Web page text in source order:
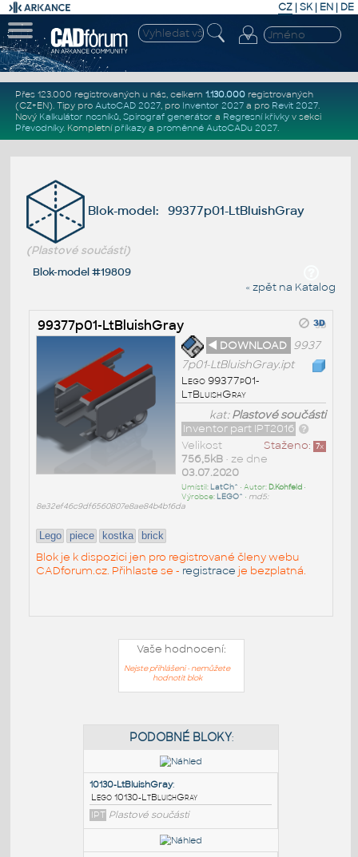
CZ | SK| EN | DE
Přes 123.000 registrovaných u nás, celkem 1.130.000registrovaných
(CZ+EN). Tipy pro AutoCAD 2027, pro Inventor 2027a pro Revit 2027.
Nový Kalkulátor nosníků, Spirograf generátor a Regresní křivkyv sekci
Převodníky. Kompletní příkazya proměnné AutoCADu 2027.
Blok-model: 99377p01-LtBluishGray
(Plastové součásti)
Blok-model #19809
« zpět na Katalog
99377p01-LtBluishGray
◄ DOWNLOAD 9937
7p01-LtBluishGray.ipt
Lego 99377p01-
LtBluishGray
kat:Plastové součásti
Inventor part IPT2016
Staženo: 7x
Velikost
756,5kB• ze dne
03.07.2020
Umístil: LatCh^ • Autor: D.Kohfeld•
Výrobce: LEGO^ • md5:
8e32ef46c9df6560807e8ae84b4b16da
Lego piece kostka brick
Blok je k dispozici jen pro registrované členy webu
CADforum.cz. Přihlaste se - registrace je bezplatná.
Vaše hodnocení:
Nejste přihlášeni - nemůžete
hodnotit blok